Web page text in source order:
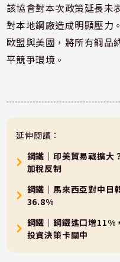
該協會對本次政策延長未
對本地鋼廠造成明顯壓力
歐盟與美國，將所有鋼品
平競爭環境。
延伸閱讀：
鋼鐵｜印美貿易戰擴大
加稅反制
鋼鐵｜馬來西亞對中日
36.8%
鋼鐵｜鋼鐵進口增11%
投資決策卡關中